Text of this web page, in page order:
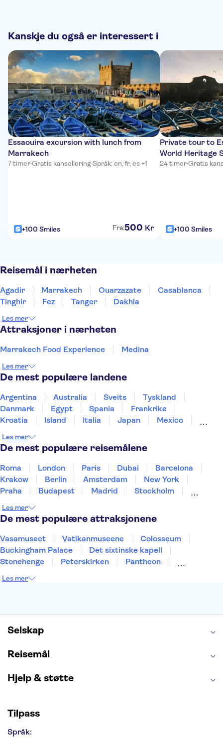
Kanskje du også er interessert i
Essaouira excursion with lunch from
Marrakech
7 timer·Gratis kansellering·Språk: en, fr, es +1
+100 Smiles Fra:500 Kr
Private tour to
World Heritage
24 timer·Gratis
+100 Smiles
Reisemål i nærheten
Agadir Marrakech Ouarzazate
Casablanca
Tinghir
Fez Tanger Dakhla
Les mer
Attraksjoner i nærheten
Marrakech Food Experience Medina
Les mer
De mest populære landene
Argentina Australia Sveits
Tyskland
Danmark
Egypt Spania
Frankrike
Kroatia
Island Italia Japan
Mexico
Sverige
Thailand Tyrkia
Les mer
De mest populære reisemålene
Roma London Paris Dubai
Barcelona
Krakow
Berlin Amsterdam
New York
Praha
Budapest Madrid
Stockholm
Alicante
Les mer
De mest populære attraksjonene
Vasamuseet Vatikanmuseene
Colosseum
Buckingham Palace
Det sixtinske kapell
Stonehenge
Peterskirken
Pantheon
Burj Khalifa
Les mer
Selskap
Reisemål
Hjelp & støtte
Tilpass
Språk: